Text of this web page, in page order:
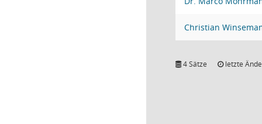
Christian
4 Sätze letzte